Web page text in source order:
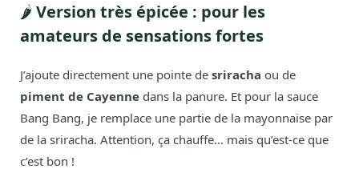
🌶️ Version très épicée : pour les
amateurs de sensations fortes
J’ajoute directement une pointe de sriracha ou de
piment de Cayenne dans la panure. Et pour la sauce
Bang Bang, je remplace une partie de la mayonnaise par
de la sriracha. Attention, ça chauffe… mais qu’est-ce que
c’est bon !